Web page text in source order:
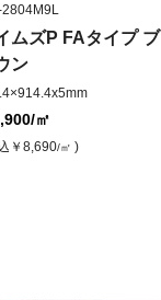
2804M9L
ムズP FAタイプ ブ
ン
/㎡
￥8,690/㎡ )